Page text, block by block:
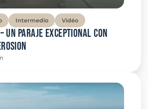
Intermedio Vidéo
Un paraje exceptional con
de lecture: